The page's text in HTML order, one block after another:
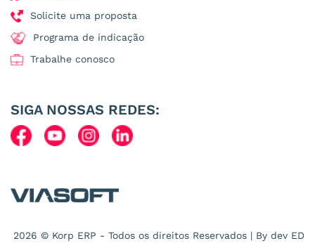
Solicite uma proposta
Programa de indicação
Trabalhe conosco
SIGA NOSSAS REDES:
2026 © Korp ERP - Todos os direitos Reservados | By dev ED